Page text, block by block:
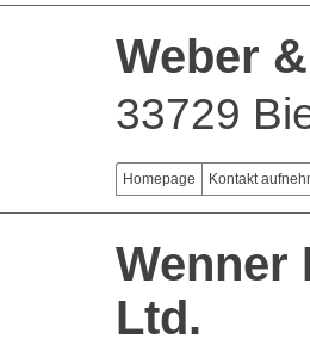
Weber
33729
Homepage Kontakt
Wenner
Ltd.